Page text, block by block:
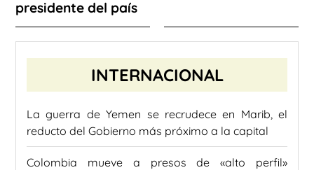
presidente del país
INTERNACIONAL
La guerra de Yemen se recrudece en Marib, el
reducto del Gobierno más próximo a la capital
Colombia mueve a presos de «alto perfil»